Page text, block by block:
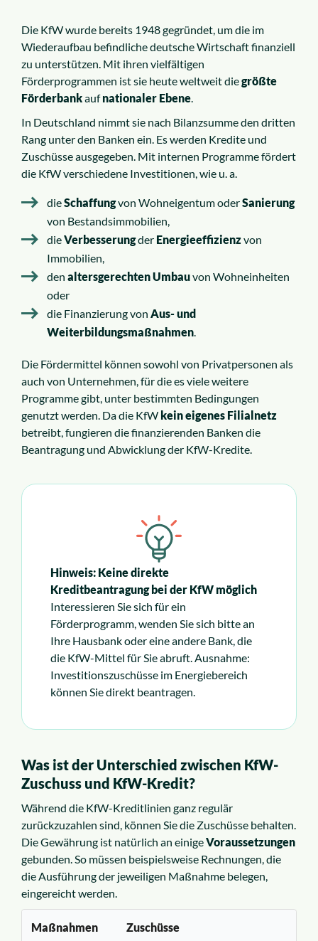
Die KfW wurde bereits 1948 gegründet, um die im
Wiederaufbau befindliche deutsche Wirtschaft finanziell
zu unterstützen. Mit ihren vielfältigen
Förderprogrammen ist sie heute weltweit diegrößte
Förderbankaufnationaler Ebene.
In Deutschland nimmt sie nach Bilanzsumme den dritten
Rang unter den Banken ein. Es werden Kredite und
Zuschüsse ausgegeben. Mit internen Programme fördert
die KfW verschiedene Investitionen, wie u. a.
dieSchaffungvon Wohneigentum oderSanierung
von Bestandsimmobilien,
dieVerbesserungder Energieeffizienzvon
Immobilien,
den altersgerechten Umbauvon Wohneinheiten
oder
die Finanzierung von Aus- und
Weiterbildungsmaßnahmen.
Die Fördermittel können sowohl von Privatpersonen als
auch von Unternehmen, für die es viele weitere
Programme gibt, unter bestimmten Bedingungen
genutzt werden. Da die KfW kein eigenes Filialnetz
betreibt, fungieren die finanzierenden Banken die
Beantragung und Abwicklung der KfW-Kredite.
Hinweis: Keine direkte
Kreditbeantragung bei der KfW möglich
Interessieren Sie sich für ein
Förderprogramm, wenden Sie sich bitte an
Ihre Hausbank oder eine andere Bank, die
die KfW-Mittel für Sie abruft. Ausnahme:
Investitionszuschüsse im Energiebereich
können Sie direkt beantragen.
Was ist der Unterschied zwischen KfW-
Zuschuss und KfW-Kredit?
Während die KfW-Kreditlinien ganz regulär
zurückzuzahlen sind, können Sie die Zuschüsse behalten.
Die Gewährung ist natürlich an einigeVoraussetzungen
gebunden. So müssen beispielsweise Rechnungen, die
die Ausführung der jeweiligen Maßnahme belegen,
eingereicht werden.
Maßnahmen Zuschüsse